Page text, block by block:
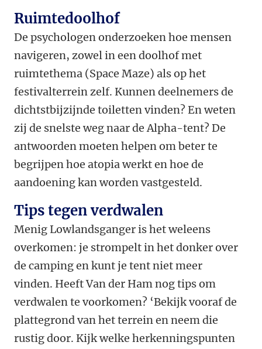
Ruimtedoolhof
De psychologen onderzoeken hoe mensen
navigeren, zowel in een doolhof met
ruimtethema (Space Maze) als op het
festivalterrein zelf. Kunnen deelnemers de
dichtstbijzijnde toiletten vinden? En weten
zij de snelste weg naar de Alpha-tent? De
antwoorden moeten helpen om beter te
begrijpen hoe atopia werkt en hoe de
aandoening kan worden vastgesteld.
Tips tegen verdwalen
Menig Lowlandsganger is het weleens
overkomen: je strompelt in het donker over
de camping en kunt je tent niet meer
vinden. Heeft Van der Ham nog tips om
verdwalen te voorkomen? ‘Bekijk vooraf de
plattegrond van het terrein en neem die
rustig door. Kijk welke herkenningspunten